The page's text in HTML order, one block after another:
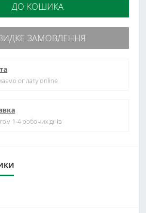
ДО КОШИКА
ЗАМОВЛЕННЯ
оплату online
1-4 робочих днів